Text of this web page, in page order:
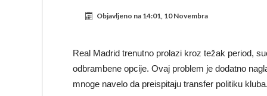
Manchester City pronašao
Objavljeno na 14:01, 10 Novembra
Real Madrid trenutno prolazi kroz težak period,
odbrambene opcije. Ovaj problem je dodatno
mnoge navelo da preispitaju transfer politiku kluba.